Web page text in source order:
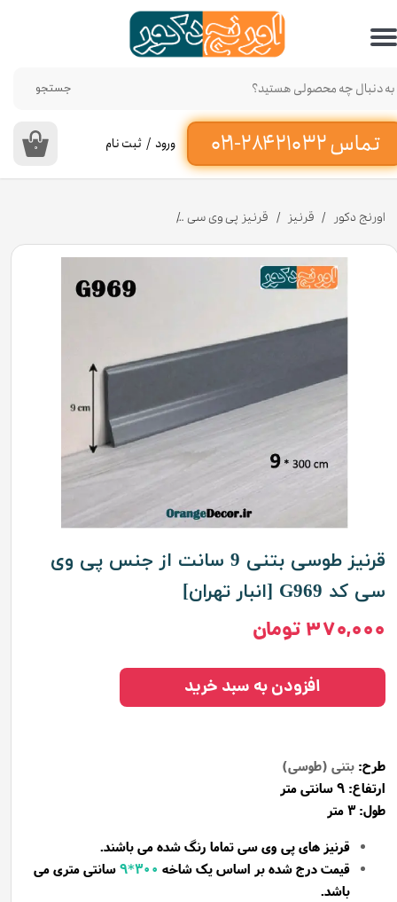
تماس ۳۲ ۲۱۰ ۲۸۴-۰۲۱‌
جستجو
۰ ورود / ثبت نام
حساب کاربری من
تغییر گذر واژه
سفارشات
خروج از حساب کاربری
اورنج دکور قرنیز قرنیز پی وی سی
قرنیز طوسی بتنی 9 سانت از جنس پی وی
سی کد G969 [انبار تهران]
۳۷۰,۰۰۰ تومان
طرح: بتنی (طوسی)
ارتفاع: 9 سانتی متر
طول: 3 متر
قرنیز های پی وی سی تماما رنگ شده می باشند.
قیمت درج شده بر اساس یک شاخه 300*9
سانتی متری می
باشد.
افزودن به سبد خرید